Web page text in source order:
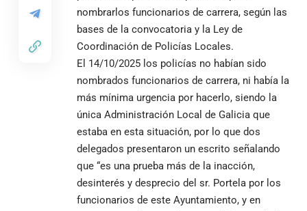
nombrarlos funcionarios de carrera, según las
bases de la convocatoria y la Ley de
Coordinación de Policías Locales.
El 14/10/2025 los policías no habían sido
nombrados funcionarios de carrera, ni había la
más mínima urgencia por hacerlo, siendo la
única Administración Local de Galicia que
estaba en esta situación, por lo que dos
delegados presentaron un escrito señalando
que “es una prueba más de la inacción,
desinterés y desprecio del sr. Portela por los
funcionarios de este Ayuntamiento, y en